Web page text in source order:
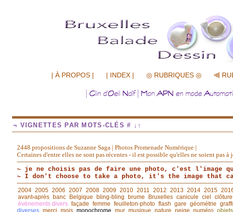
| À PROPOS | | INDEX | ◎ RUBRIQUES ◎ ⫷
¬ VIGNETTES PAR MOTS-CLÉS # ↓↑
2448 propositions de Suzanne Saga | Photos Promenade Numérique |
Certaines d'entre elles ne sont pas récentes - il est possible qu'elles ne soient pas
~ je ne choisis pas de faire une photo, c'est l'image
~ I don't choose to take a photo, it's the image that
2004 2005 2006 2007 2008 2009 2010 2011 2012 2013 2014 2015
avant◦après banc Belgique bling-bling brume Bruxelles canicule ciel clôture
événements divers façade femme feuilleton-photo flash gare géométrie
diverses merci mois monochrome mur musique nature neige numéro